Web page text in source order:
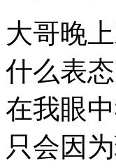
大哥晚
什么表
在我眼
只会因